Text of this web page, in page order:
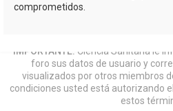
comprometidos.
IMPORTANTE: Ciencia Sanitaria le
foro sus datos de usuario y
visualizados por otros miembros
condiciones usted está autorizando
estos